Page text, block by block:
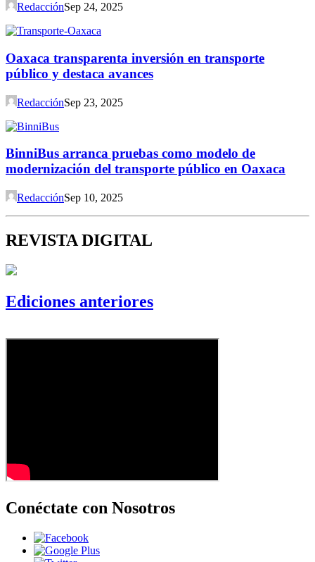
RedacciónSep 24, 2025
Oaxaca transparenta inversión en transporte
público y destaca avances
RedacciónSep 23, 2025
BinniBus arranca pruebas como modelo de
modernización del transporte público en Oaxaca
RedacciónSep 10, 2025
REVISTA DIGITAL
Ediciones anteriores
Conéctate con Nosotros